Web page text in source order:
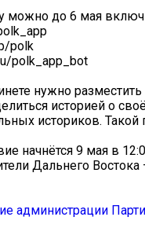
можно до 6 мая
polk
polk_app_bot
нужно
историей о
историков.
начнётся 9 мая в
Дальнего
администрации